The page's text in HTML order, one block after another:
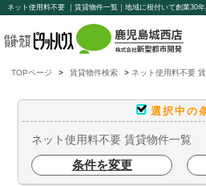
TOPページ 賃貸物件検索 ネット使用料不要
選択中の
ネット使用料不要 賃貸物件一覧
条件を変更